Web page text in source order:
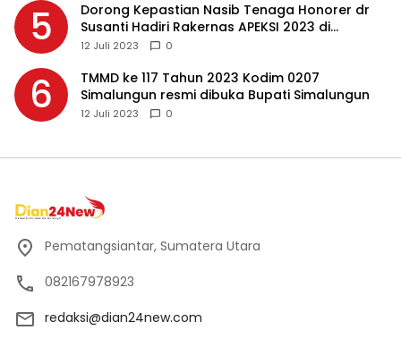
5
Dorong Kepastian Nasib Tenaga Honorer dr
Susanti Hadiri Rakernas APEKSI 2023 di
Makassar
12 Juli 2023 0
6
TMMD ke 117 Tahun 2023 Kodim 0207
Simalungun resmi dibuka Bupati Simalungun
12 Juli 2023 0
Pematangsiantar, Sumatera Utara
082167978923
redaksi@dian24new.com